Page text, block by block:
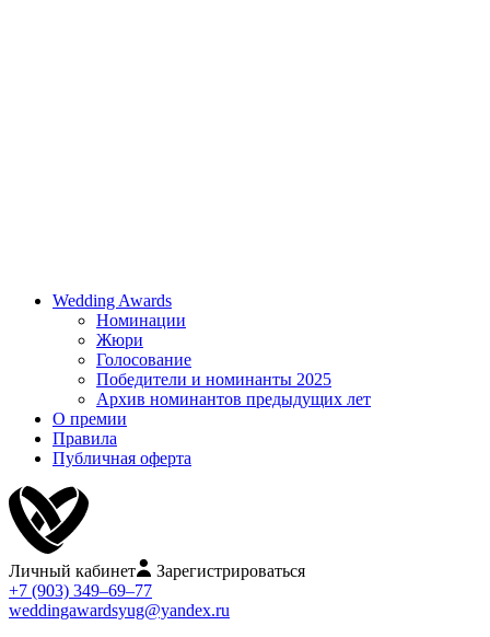
Wedding Awards
Номинации
Жюри
Голосование
Победители и номинанты 2025
Архив номинантов предыдущих лет
О премии
Правила
Публичная оферта
Личный кабинет
Зарегистрироваться
+7 (903) 349–69–77
weddingawardsyug@yandex.ru